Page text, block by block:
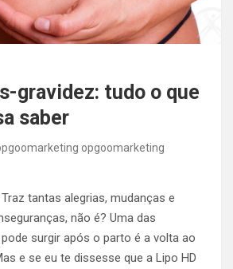
gravidez: tudo o que
saber
opgoomarketing
tantas alegrias, mudanças e
não é? Uma das
surgir após o parto é a volta ao
e se eu te dissesse que a Lipo HD